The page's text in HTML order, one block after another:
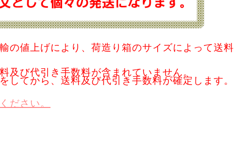
の値上げにより、荷造り箱のサイズによって送料
及び代引き手数料が含まれていません。
してから、送料及び代引き手数料が確定します。
ださい。